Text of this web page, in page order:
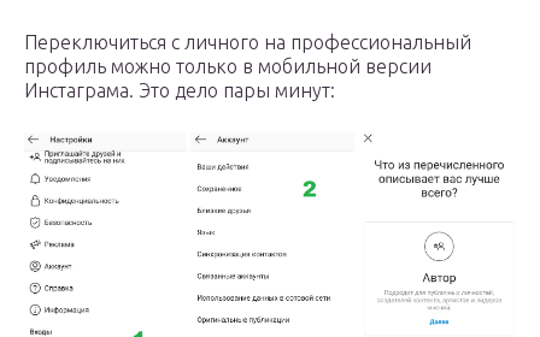
Переключиться с личного на профессиональный
профиль можно только в мобильной версии
Инстаграма. Это дело пары минут: